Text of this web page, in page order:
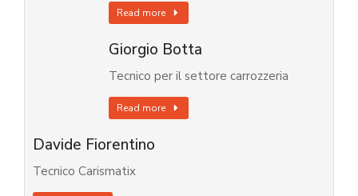
Read more
Giorgio Botta
Tecnico per il settore carrozzeria
Read more
Davide Fiorentino
Tecnico Carismatix